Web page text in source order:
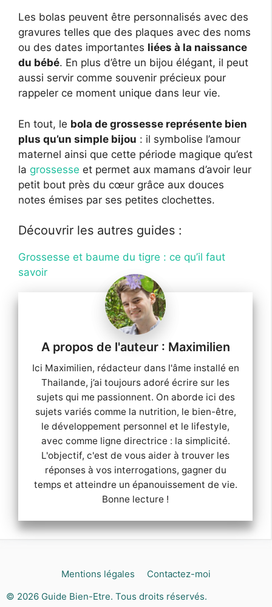
Les bolas peuvent être personnalisés avec des
gravures telles que des plaques avec des noms
ou des dates importantes liées à la naissance
du bébé. En plus d’être un bijou élégant, il peut
aussi servir comme souvenir précieux pour
rappeler ce moment unique dans leur vie.
En tout, le bola de grossesse représente bien
plus qu’un simple bijou : il symbolise l’amour
maternel ainsi que cette période magique qu’est
la grossesse et permet aux mamans d’avoir leur
petit bout près du cœur grâce aux douces
notes émises par ses petites clochettes.
Découvrir les autres guides :
Grossesse et baume du tigre : ce qu’il faut
savoir
Maximilien
Ici Maximilien, rédacteur dans l'âme installé en
Thailande, j’ai toujours adoré écrire sur les
sujets qui me passionnent. On aborde ici des
sujets variés comme la nutrition, le bien-être,
le développement personnel et le lifestyle,
avec comme ligne directrice : la simplicité.
L'objectif, c'est de vous aider à trouver les
réponses à vos interrogations, gagner du
temps et atteindre un épanouissement de vie.
Bonne lecture !
Mentions légales
Contactez-moi
© 2026 Guide Bien-Etre. Tous droits réservés.